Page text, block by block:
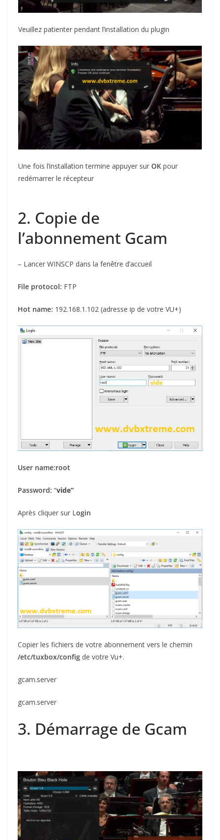
Veuillez patienter pendant l’installation du plugin
Une fois l’installation termine appuyer sur OK pour
redémarrer le récepteur
2. Copie de
l’abonnement Gcam
– Lancer WINSCP dans la fenêtre d’accueil
File protocol: FTP
Hot name: 192.168.1.102 (adresse ip de votre VU+)
User name:root
Password: “vide”
Après cliquer sur Login
Copier les fichiers de votre abonnement vers le chemin
/etc/tuxbox/config de votre Vu+.
gcam.server
gcam.server
3. Démarrage de Gcam